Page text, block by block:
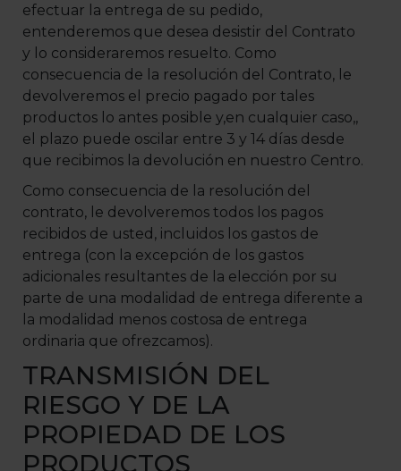
efectuar la entrega de su pedido,
entenderemos que desea desistir del Contrato
y lo consideraremos resuelto. Como
consecuencia de la resolución del Contrato, le
devolveremos el precio pagado por tales
productos lo antes posible y,en cualquier caso,,
el plazo puede oscilar entre 3 y 14 días desde
que recibimos la devolución en nuestro Centro.
Como consecuencia de la resolución del
contrato, le devolveremos todos los pagos
recibidos de usted, incluidos los gastos de
entrega (con la excepción de los gastos
adicionales resultantes de la elección por su
parte de una modalidad de entrega diferente a
la modalidad menos costosa de entrega
ordinaria que ofrezcamos).
TRANSMISIÓN DEL
RIESGO Y DE LA
PROPIEDAD DE LOS
PRODUCTOS